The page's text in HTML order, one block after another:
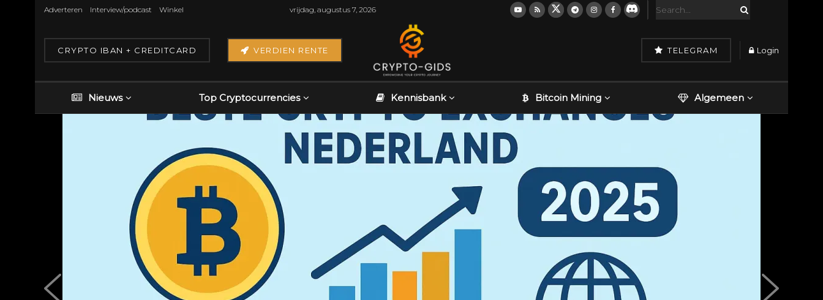
Adverteren Interview/podcast Winkel vrijdag, augustus 7, 2026
CRYPTO IBAN + CREDITCARD VERDIEN RENTE TELEGRAM Login
Nieuws Top Cryptocurrencies Kennisbank Bitcoin Mining Algemeen